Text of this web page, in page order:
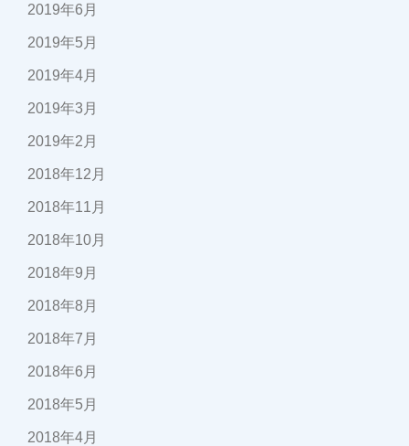
2019年6月
2019年5月
2019年4月
2019年3月
2019年2月
2018年12月
2018年11月
2018年10月
2018年9月
2018年8月
2018年7月
2018年6月
2018年5月
2018年4月